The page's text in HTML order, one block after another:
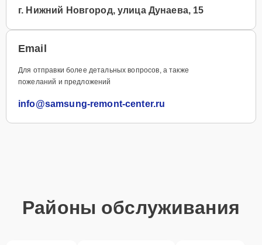
г. Нижний Новгород, улица Дунаева, 15
Email
Для отправки более детальных вопросов, а также
пожеланий и предложений
info@samsung-remont-center.ru
Районы обслуживания